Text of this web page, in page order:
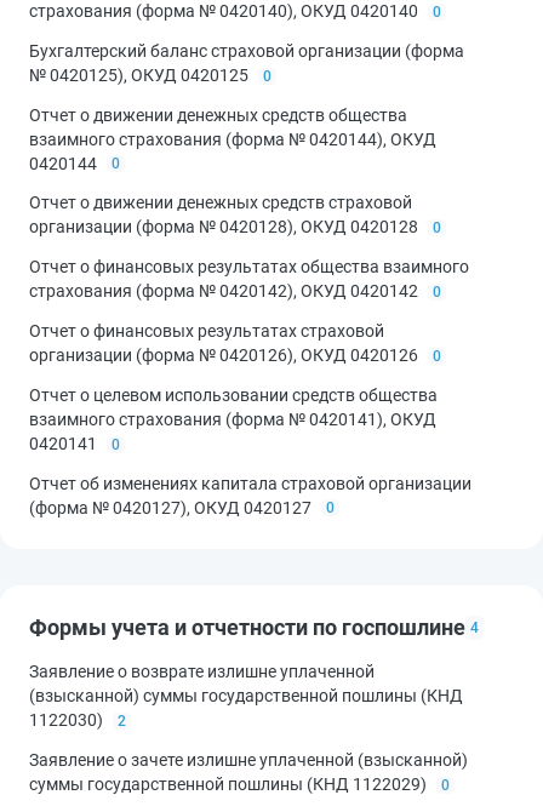
страхования (форма № 0420140), ОКУД 0420140
0
Бухгалтерский баланс страховой организации (форма
№ 0420125), ОКУД 0420125
0
Отчет о движении денежных средств общества
взаимного страхования (форма № 0420144), ОКУД
0420144
0
Отчет о движении денежных средств страховой
организации (форма № 0420128), ОКУД 0420128
0
Отчет о финансовых результатах общества взаимного
страхования (форма № 0420142), ОКУД 0420142
0
Отчет о финансовых результатах страховой
организации (форма № 0420126), ОКУД 0420126
0
Отчет о целевом использовании средств общества
взаимного страхования (форма № 0420141), ОКУД
0420141
0
Отчет об изменениях капитала страховой организации
(форма № 0420127), ОКУД 0420127
0
Формы учета и отчетности по госпошлине 4
Заявление о возврате излишне уплаченной
(взысканной) суммы государственной пошлины (КНД
1122030)
2
Заявление о зачете излишне уплаченной (взысканной)
суммы государственной пошлины (КНД 1122029)
0